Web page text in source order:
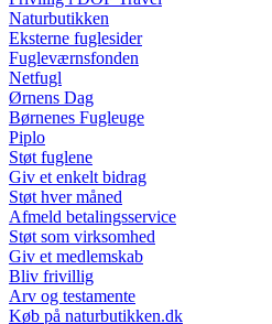
Naturbutikken
Eksterne fuglesider
Fugleværnsfonden
Netfugl
Ørnens Dag
Børnenes Fugleuge
Piplo
Støt fuglene
Giv et enkelt bidrag
Støt hver måned
Afmeld betalingsservice
Støt som virksomhed
Giv et medlemskab
Bliv frivillig
Arv og testamente
Køb på naturbutikken.dk